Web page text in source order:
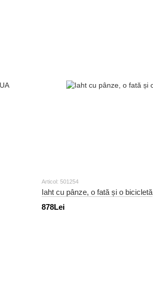
Articol: 501254
Iaht cu pânze, o fată și o bicicletă
878Lei